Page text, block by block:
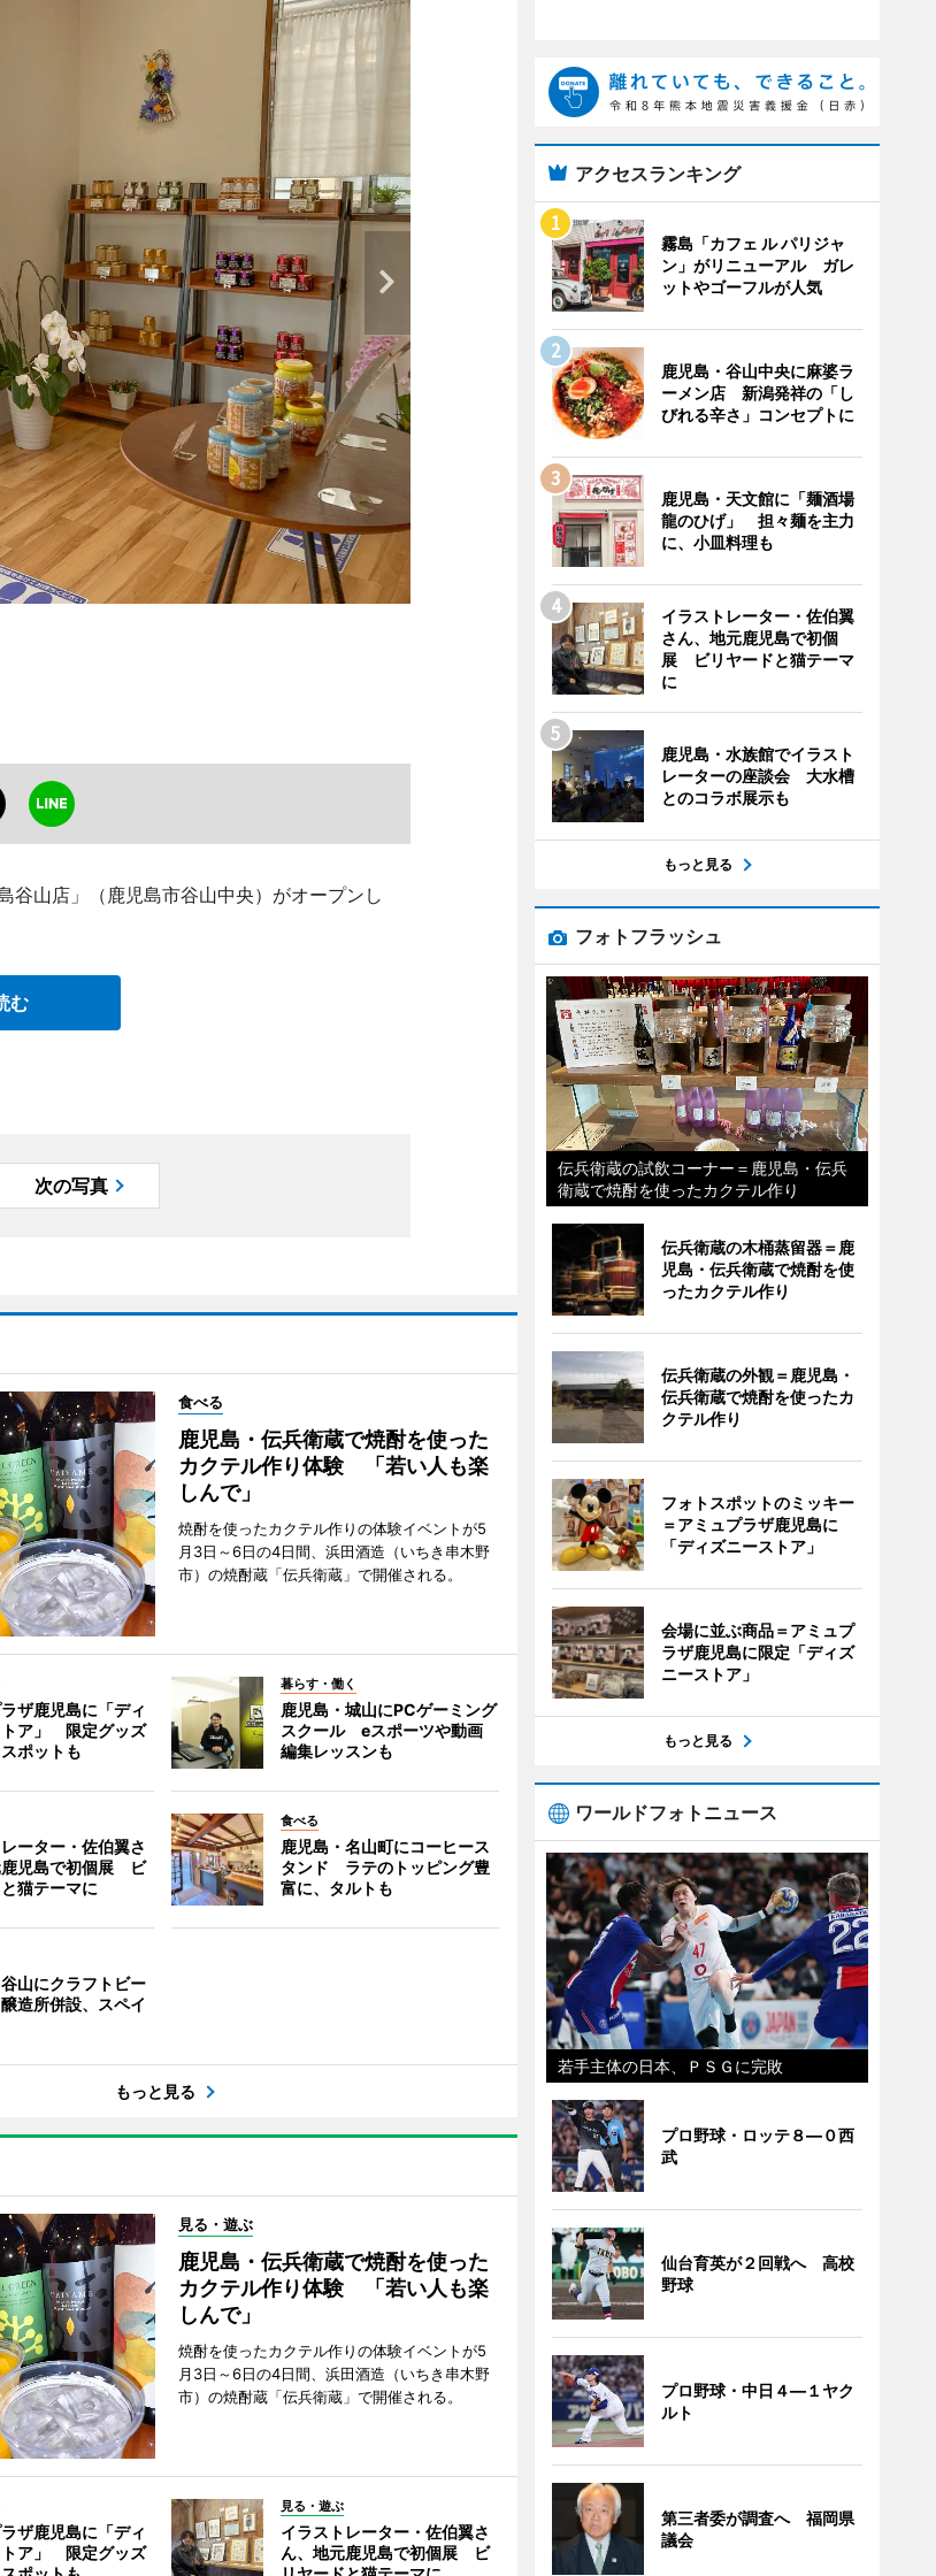
谷山店」（鹿児島市谷山中央）がオープンし
む
次の写真
食べる
鹿児島・伝兵衛蔵で焼酎を使った
カクテル作り体験 「若い人も楽
しんで」
焼酎を使ったカクテル作りの体験イベントが5
月3日～6日の4日間、浜田酒造（いちき串木野
市）の焼酎蔵「伝兵衛蔵」で開催される。
ザ鹿児島に「ディ
トア」 限定グッズ
ポットも
暮らす・働く
鹿児島・城山にPCゲーミング
スクール eスポーツや動画
編集レッスンも
ーター・佐伯翼さ
鹿児島で初個展 ビ
猫テーマに
食べる
鹿児島・名山町にコーヒース
タンド ラテのトッピング豊
富に、タルトも
山にクラフトビー
造所併設、スペイ
もっと見る
見る・遊ぶ
鹿児島・伝兵衛蔵で焼酎を使った
カクテル作り体験 「若い人も楽
しんで」
焼酎を使ったカクテル作りの体験イベントが5
月3日～6日の4日間、浜田酒造（いちき串木野
市）の焼酎蔵「伝兵衛蔵」で開催される。
ザ鹿児島に「ディ
トア」 限定グッズ
見る・遊ぶ
イラストレーター・佐伯翼さ
ん、地元鹿児島で初個展 ビ
アクセスランキング
霧島「カフェ ル パリジャ
ン」がリニューアル ガレ
ットやゴーフルが人気
鹿児島・谷山中央に麻婆ラ
ーメン店 新潟発祥の「し
びれる辛さ」コンセプトに
鹿児島・天文館に「麺酒場
龍のひげ」 担々麺を主力
に、小皿料理も
イラストレーター・佐伯翼
さん、地元鹿児島で初個
展 ビリヤードと猫テーマ
に
鹿児島・水族館でイラスト
レーターの座談会 大水槽
とのコラボ展示も
もっと見る
フォトフラッシュ
伝兵衛蔵の試飲コーナー＝鹿児島・伝兵
衛蔵で焼酎を使ったカクテル作り
伝兵衛蔵の木桶蒸留器＝鹿
児島・伝兵衛蔵で焼酎を使
ったカクテル作り
伝兵衛蔵の外観＝鹿児島・
伝兵衛蔵で焼酎を使ったカ
クテル作り
フォトスポットのミッキー
＝アミュプラザ鹿児島に
「ディズニーストア」
会場に並ぶ商品＝アミュプ
ラザ鹿児島に限定「ディズ
ニーストア」
もっと見る
ワールドフォトニュース
若手主体の日本、ＰＳＧに完敗
プロ野球・ロッテ８―０西
武
仙台育英が２回戦へ 高校
野球
プロ野球・中日４―１ヤク
ルト
第三者委が調査へ 福岡県
議会